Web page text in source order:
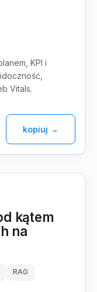
KPI i
Vitals.
kopiuj →
kątem
na
RAG